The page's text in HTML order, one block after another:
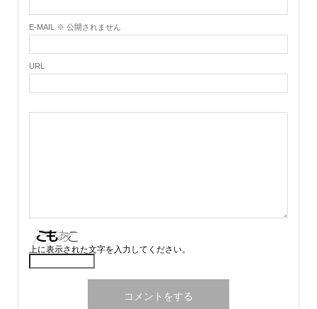
E-MAIL ※ 公開されません
URL
上に表示された文字を入力してください。